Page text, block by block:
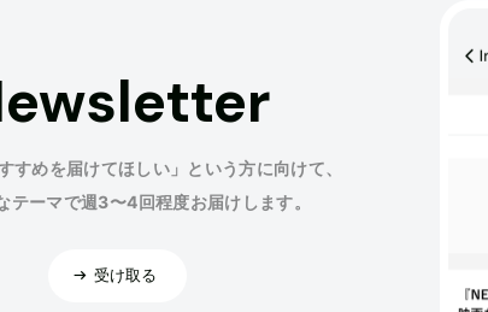
すめを届けてほしい」という方に向けて、
テーマで週3〜4回程度お届けします。
受け取る